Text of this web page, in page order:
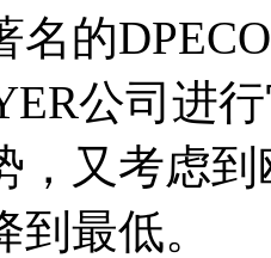
名的
公司进
，又考虑
最低。